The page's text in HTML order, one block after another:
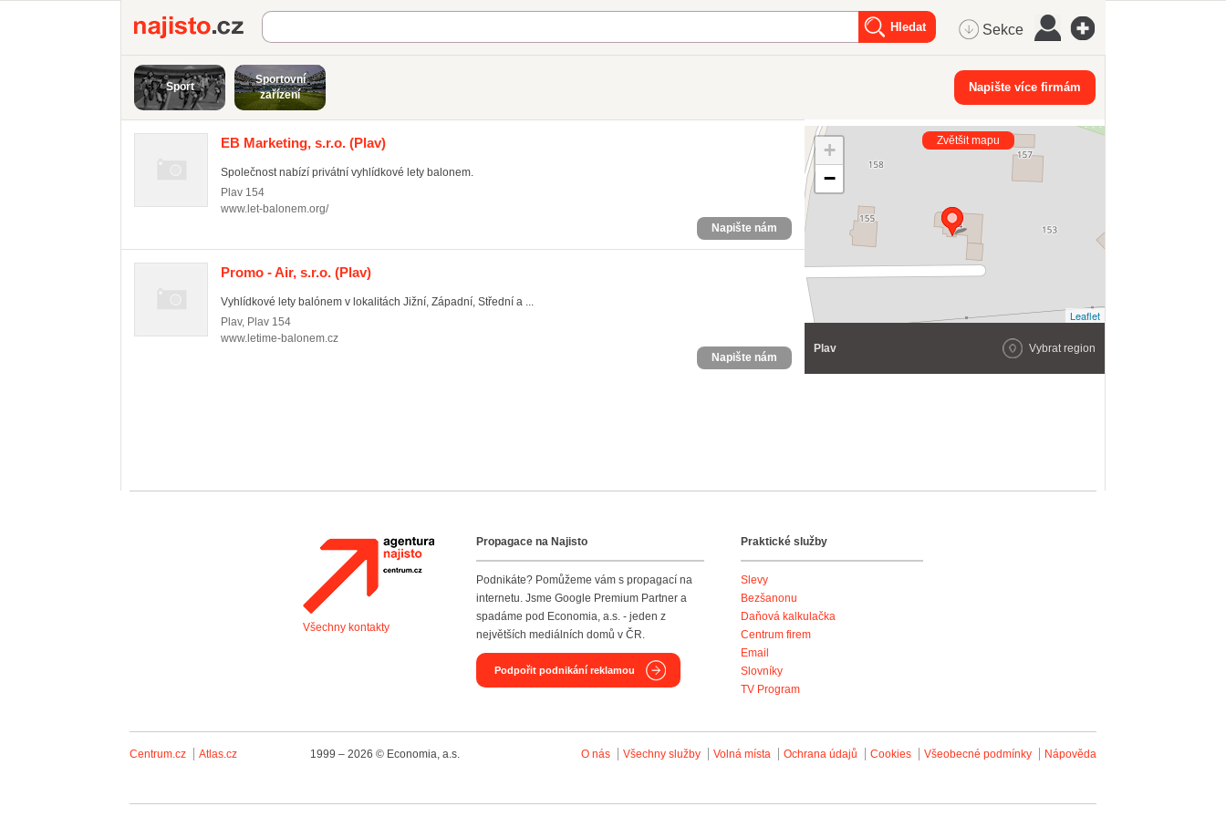
Najisto.cz Sekce
Sport
Sportovní
zařízení
Napište více firmám
EB Marketing, s.r.o. (Plav)
Společnost nabízí privátní vyhlídkové lety balonem.
Plav 154
www.let-balonem.org/
Napište nám
Promo - Air, s.r.o. (Plav)
Vyhlídkové lety balónem v lokalitách Jižní, Západní, Střední a ...
Plav, Plav 154
www.letime-balonem.cz
Napište nám
+
−
Leaflet
Zvětšit mapu
Plav Vybrat region
Agentura Najisto
Všechny kontakty
Propagace na Najisto
Podnikáte? Pomůžeme vám s propagací na
internetu. Jsme Google Premium Partner a
spadáme pod Economia, a.s. - jeden z
největších mediálních domů v ČR.
Podpořit podnikání reklamou
Praktické služby
Slevy
Bezšanonu
Daňová kalkulačka
Centrum firem
Email
Slovníky
TV Program
Centrum.cz Atlas.cz 1999 – 2026 © Economia, a.s. O nás Všechny služby Volná místa Ochrana údajů Cookies Všeobecné podmínky Nápověda